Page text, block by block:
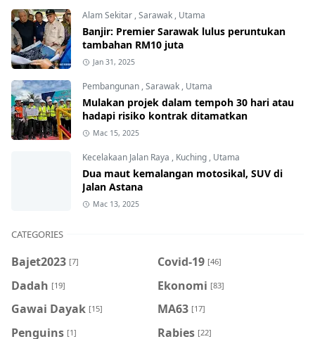
Alam Sekitar ,Sarawak , Utama
Banjir: Premier Sarawak lulus peruntukan
tambahan RM10 juta
Jan 31, 2025
Pembangunan ,Sarawak , Utama
Mulakan projek dalam tempoh 30 hari atau
hadapi risiko kontrak ditamatkan
Mac 15, 2025
Kecelakaan Jalan Raya , Kuching , Utama
Dua maut kemalangan motosikal, SUV di
Jalan Astana
Mac 13, 2025
CATEGORIES
Bajet2023 [7] Covid-19 [46]
Dadah [19] Ekonomi [83]
Gawai Dayak [15] MA63 [17]
Penguins [1] Rabies [22]